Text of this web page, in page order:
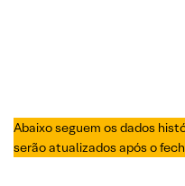
Abaixo seguem os dados
serão atualizados após o